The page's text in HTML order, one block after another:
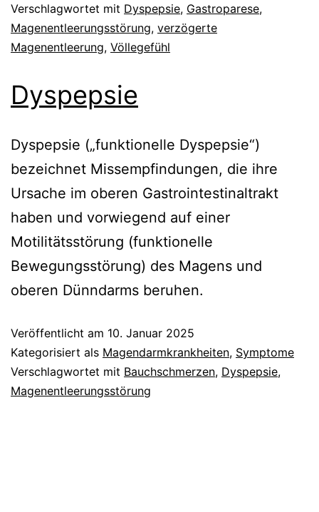
Verschlagwortet mit Dyspepsie, Gastroparese,
Magenentleerungsstörung, verzögerte
Magenentleerung, Völlegefühl
Dyspepsie
Dyspepsie („funktionelle Dyspepsie“)
bezeichnet Missempfindungen, die ihre
Ursache im oberen Gastrointestinaltrakt
haben und vorwiegend auf einer
Motilitätsstörung (funktionelle
Bewegungsstörung) des Magens und
oberen Dünndarms beruhen.
Veröffentlicht am 10. Januar 2025
Kategorisiert als Magendarmkrankheiten, Symptome
Verschlagwortet mit Bauchschmerzen, Dyspepsie,
Magenentleerungsstörung